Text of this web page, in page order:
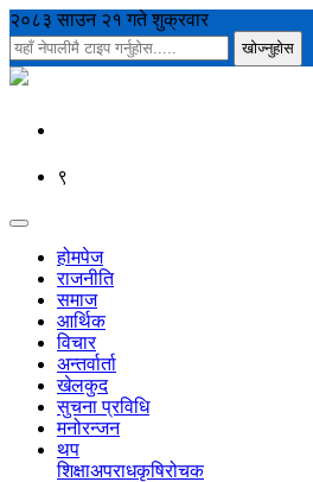
२०८३ साउन २१ गते शुक्रवार
९
होमपेज
राजनीति
समाज
आर्थिक
विचार
अन्तर्वार्ता
खेलकुद
सुचना प्रविधि
मनोरन्जन
थप
शिक्षाअपराधकृषिरोचक